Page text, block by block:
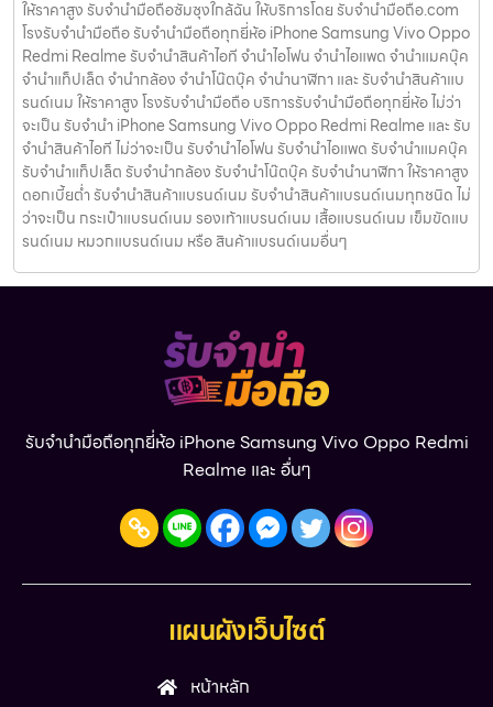
ให้ราคาสูง รับจำนำมือถือซัมซุงใกล้ฉัน ให้บริการโดย รับจํานํามือถือ.com
โรงรับจำนำมือถือ รับจำนำมือถือทุกยี่ห้อ iPhone Samsung Vivo Oppo
Redmi Realme รับจำนำสินค้าไอที จำนำไอโฟน จำนำไอแพด จำนำแมคบุ๊ค
จำนำแท็ปเล็ต จำนำกล้อง จำนำโน๊ตบุ๊ค จำนำนาฬิกา และ รับจำนำสินค้าแบ
รนด์เนม ให้ราคาสูง โรงรับจำนำมือถือ บริการรับจำนำมือถือทุกยี่ห้อ ไม่ว่า
จะเป็น รับจำนำ iPhone Samsung Vivo Oppo Redmi Realme และ รับ
จำนำสินค้าไอที ไม่ว่าจะเป็น รับจำนำไอโฟน รับจำนำไอแพด รับจำนำแมคบุ๊ค
รับจำนำแท็ปเล็ต รับจำนำกล้อง รับจำนำโน๊ตบุ๊ค รับจำนำนาฬิกา ให้ราคาสูง
ดอกเบี้ยต่ำ รับจำนำสินค้าแบรนด์เนม รับจำนำสินค้าแบรนด์เนมทุกชนิด ไม่
ว่าจะเป็น กระเป๋าแบรนด์เนม รองเท้าแบรนด์เนม เสื้อแบรนด์เนม เข็มขัดแบ
รนด์เนม หมวกแบรนด์เนม หรือ สินค้าแบรนด์เนมอื่นๆ
รับจำนำมือถือทุกยี่ห้อ iPhone Samsung Vivo Oppo Redmi
Realme และ อื่นๆ
แผนผังเว็บไซต์
หน้าหลัก